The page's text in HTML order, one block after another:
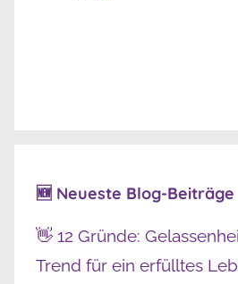
🆕 Neueste Blog-Beiträge
👋 12 Gründe:
Trend für ein erfülltes